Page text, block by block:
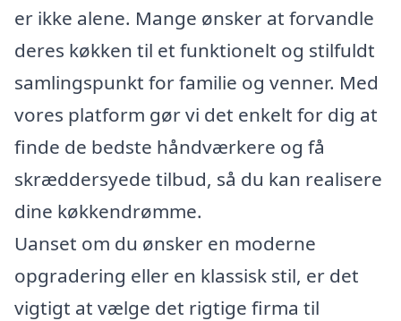
er ikke alene. Mange ønsker at forvandle
deres køkken til et funktionelt og stilfuldt
samlingspunkt for familie og venner. Med
vores platform gør vi det enkelt for dig at
finde de bedste håndværkere og få
skræddersyede tilbud, så du kan realisere
dine køkkendrømme.
Uanset om du ønsker en moderne
opgradering eller en klassisk stil, er det
vigtigt at vælge det rigtige firma til